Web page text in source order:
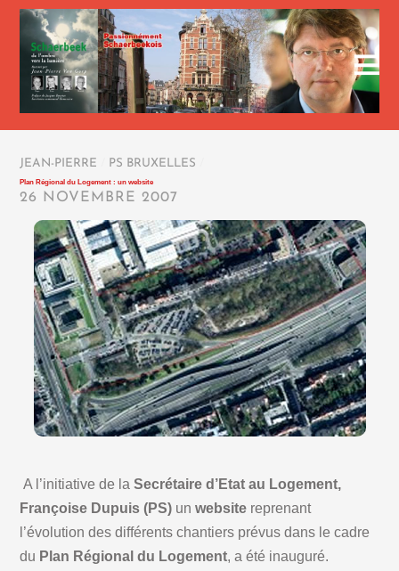
JEAN-PIERRE PS BRUXELLES
Plan Régional du Logement : un website
26 NOVEMBRE 2007
A l’initiative de laSecrétaire d’Etat au Logement,
Françoise Dupuis (PS) unwebsite reprenant
l’évolution des différents chantiers prévus dans le cadre
du Plan Régional du Logement, a été inauguré.